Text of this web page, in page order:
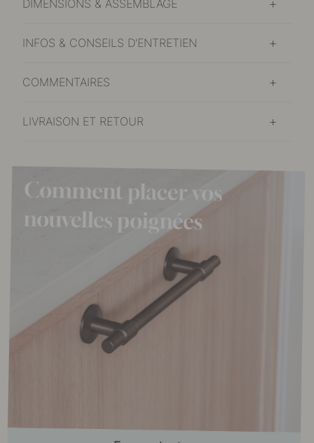
DIMENSIONS & ASSEMBLAGE
INFOS & CONSEILS D'ENTRETIEN
COMMENTAIRES
LIVRAISON ET RETOUR